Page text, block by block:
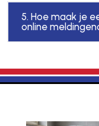
5. Hoe maak je
online